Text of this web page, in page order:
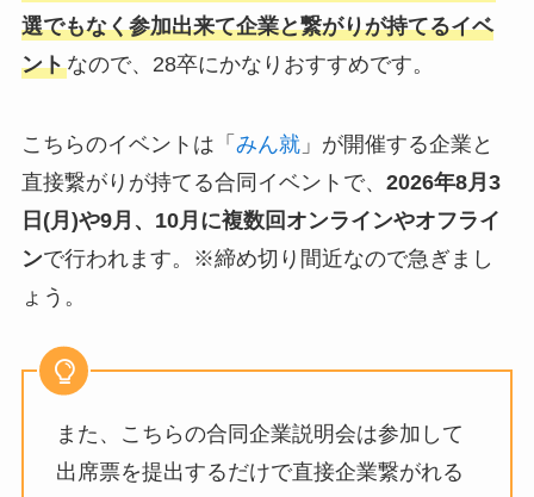
選でもなく参加出来て企業と繋がりが持てるイベ
ントなので、28卒にかなりおすすめです。
こちらのイベントは「 みん就」が開催する企業と
直接繋がりが持てる合同イベントで、 2026年8月3
日(月)や9月、10月 に複数回オンラインやオフライ
ンで行われます。※締め切り間近なので急ぎまし
ょう。
また、こちらの合同企業説明会は参加して
出席票を提出するだけで直接企業繋がれる